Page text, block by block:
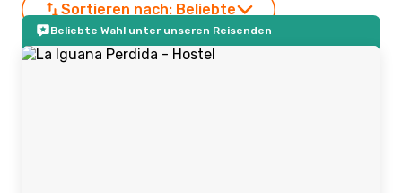
Sortieren nach: Beliebte
Beliebte Wahl unter unseren Reisenden